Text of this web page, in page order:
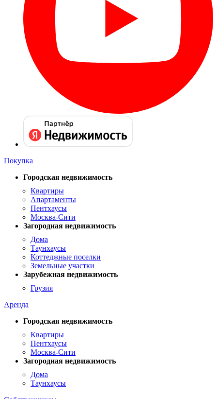
Покупка
Городская недвижимость
Квартиры
Апартаменты
Пентхаусы
Москва-Сити
Загородная недвижимость
Дома
Таунхаусы
Коттеджные поселки
Земельные участки
Зарубежная недвижимость
Грузия
Аренда
Городская недвижимость
Квартиры
Пентхаусы
Москва-Сити
Загородная недвижимость
Дома
Таунхаусы